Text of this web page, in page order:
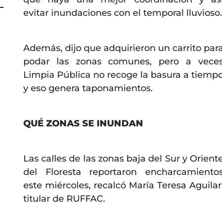
evitar inundaciones con el temporal lluvioso.
Además, dijo que adquirieron un carrito
podar las zonas comunes, pero a
Limpia Pública no recoge la basura a
y eso genera taponamientos.
QUÉ ZONAS SE INUNDAN
Las calles de las zonas baja del Sur y
del Floresta reportaron
este miércoles, recalcó María Teresa
titular de RUFFAC.